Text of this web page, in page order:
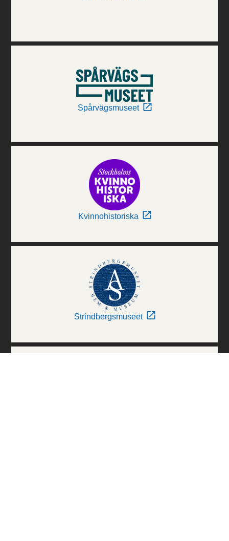
Spårvägsmuseet
Kvinnohistoriska
Strindbergsmuseet